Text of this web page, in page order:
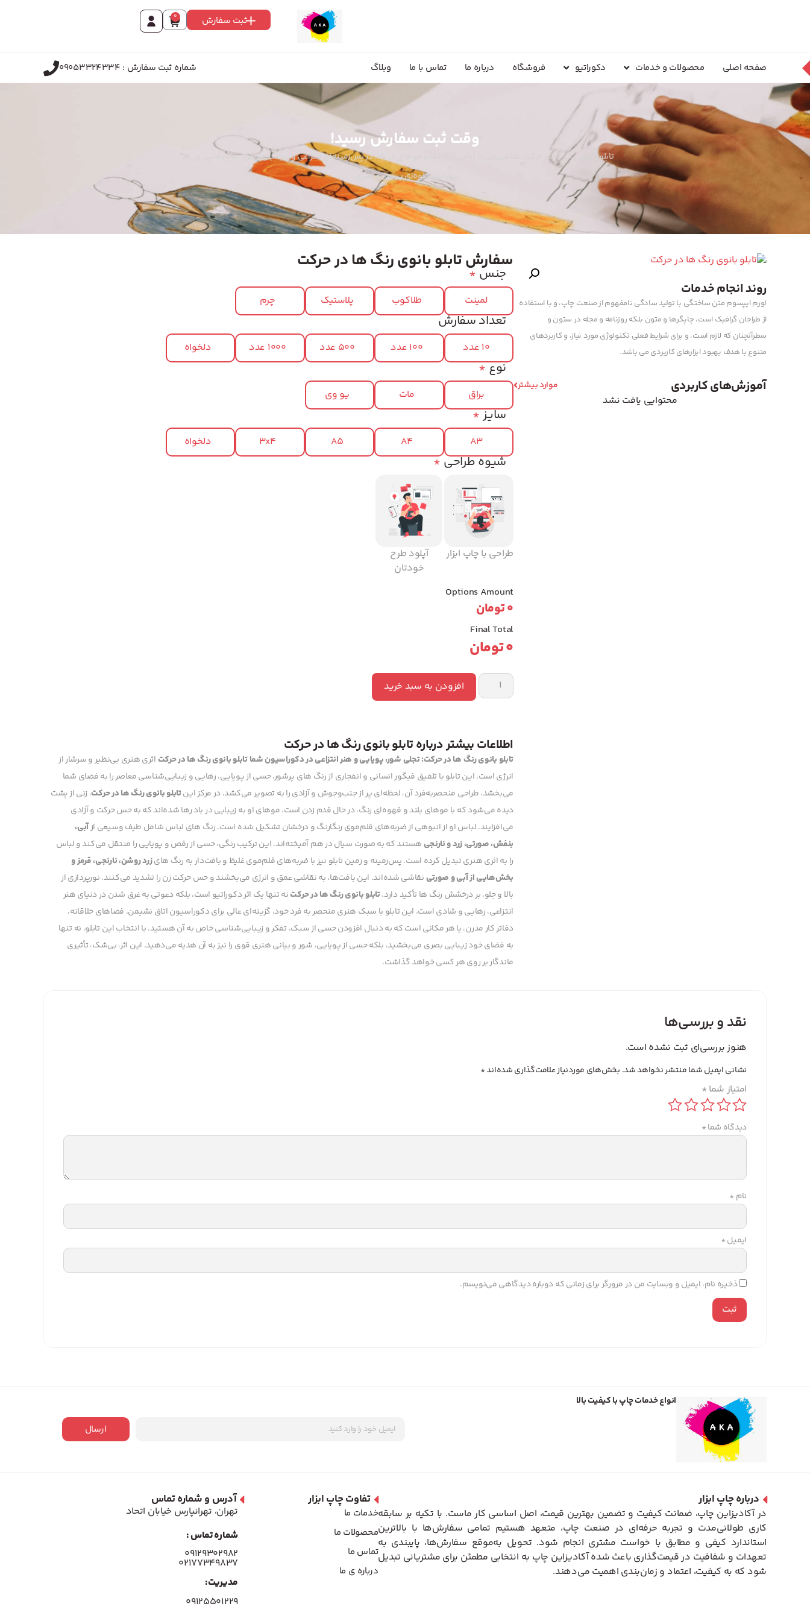
ثبت سفارش 0
صفحه اصلی محصولات و خدمات دکوراتیو فروشگاه درباره ما تماس با ما وبلاگ شماره ثبت سفارش : 09053324334
وقت ثبت سفارش رسید!
تابلو بانوی رنگ ها در حرکت: نقاشی زنی با لباس رنگارنگ و موهای در باد، در پس‌زمینه‌ای انتزاعی و پرجنب‌وجوش. نماد رهایی و
پویایی. جلوه‌ای پرشور و هنری.
روند انجام خدمات
لورم ایپسوم متن ساختگی با تولید سادگی نامفهوم از صنعت چاپ، و با استفاده
از طراحان گرافیک است، چاپگرها و متون بلکه روزنامه و مجله در ستون و
سطرآنچنان که لازم است، و برای شرایط فعلی تکنولوژی مورد نیاز، و کاربردهای
متنوع با هدف بهبود ابزارهای کاربردی می باشد.
آموزش‌های کاربردی موارد بیشتر
محتوایی یافت نشد
سفارش تابلو بانوی رنگ ها در حرکت
* جنس
لمینت طلاکوب پلاستیک چرم
تعداد سفارش
10 عدد 100 عدد 500 عدد 1000 عدد دلخواه
*نوع
براق مات یو وی
*سایز
A3
A4
A5
3x4 دلخواه
*شیوه طراحی
طراحی با چاپ ابزار
آپلود طرح
خودتان
Options Amount
0تومان
Final Total
0تومان
افزودن به سبد خرید
اطلاعات بیشتر درباره تابلو بانوی رنگ ها در حرکت
تابلو بانوی رنگ ها در حرکت: تجلی شور، پویایی و هنر انتزاعی در دکوراسیون شماتابلو بانوی رنگ ها در حرکت اثری هنری بی‌نظیر و سرشار از
انرژی است. این تابلو با تلفیق فیگور انسانی و انفجاری از رنگ های پرشور، حسی از پویایی، رهایی و زیبایی‌شناسی معاصر را به فضای شما
می‌بخشد. طراحی منحصربه‌فرد آن، لحظه‌ای پر از جنب‌وجوش و آزادی را به تصویر می‌کشد. در مرکز اینتابلو بانوی رنگ ها در حرکت، زنی از پشت
دیده می‌شود که با موهای بلند و قهوه‌ای رنگ، در حال قدم زدن است. موهای او به زیبایی در باد رها شده‌اند که به حس حرکت و آزادی
می‌افزایند. لباس او از انبوهی از ضربه‌های قلم‌موی رنگارنگ و درخشان تشکیل شده است. رنگ های لباس شامل طیف وسیعی ازآبی،
بنفش، صورتی، زرد و نارنجی هستند که به صورت سیال در هم آمیخته‌اند. این ترکیب رنگی، حسی از رقص و پویایی را منتقل می‌کند و لباس
را به اثری هنری تبدیل کرده است. پس‌زمینه و زمین تابلو نیز با ضربه‌های قلم‌موی غلیظ و بافت‌دار به رنگ هایزرد روشن، نارنجی، قرمز و
بخش‌هایی از آبی و صورتی نقاشی شده‌اند. این بافت‌ها، به نقاشی عمق و انرژی می‌بخشند و حس حرکت زن را تشدید می‌کنند. نورپردازی از
بالا و جلو، بر درخشش رنگ ها تأکید دارد.تابلو بانوی رنگ ها در حرکتنه تنها یک اثر دکوراتیو است، بلکه دعوتی به غرق شدن در دنیای هنر
انتزاعی، رهایی و شادی است. این تابلو با سبک هنری منحصر به فرد خود، گزینه‌ای عالی برای دکوراسیون اتاق نشیمن، فضاهای خلاقانه،
دفاتر کار مدرن، یا هر مکانی است که به دنبال افزودن حسی از سبک، تفکر و زیبایی‌شناسی خاص به آن هستید. با انتخاب این تابلو، نه تنها
به فضای خود زیبایی بصری می‌بخشید، بلکه حسی از پویایی، شور و بیانی هنری قوی را نیز به آن هدیه می‌دهید. این اثر، بی‌شک، تأثیری
ماندگار بر روی هر کسی خواهد گذاشت.
نقد و بررسی‌ها
هنوز بررسی‌ای ثبت نشده است.
نشانی ایمیل شما منتشر نخواهد شد. بخش‌های موردنیاز علامت‌گذاری شده‌اند*
امتیاز شما *
دیدگاه شما*
نام *
ایمیل*
ذخیره نام، ایمیل و وبسایت من در مرورگر برای زمانی که دوباره دیدگاهی می‌نویسم.
انواع خدمات چاپ با کیفیت بالا
ارسال
درباره چاپ ابزار
در آکادیزاین چاپ، ضمانت کیفیت و تضمین بهترین قیمت، اصل اساسی کار ماست. با تکیه بر سابقه
کاری طولانی‌مدت و تجربه حرفه‌ای در صنعت چاپ، متعهد هستیم تمامی سفارش‌ها با بالاترین
استاندارد کیفی و مطابق با خواست مشتری انجام شود. تحویل به‌موقع سفارش‌ها، پایبندی به
تعهدات و شفافیت در قیمت‌گذاری باعث شده آکادیزاین چاپ به انتخابی مطمئن برای مشتریانی تبدیل
شود که به کیفیت، اعتماد و زمان‌بندی اهمیت می‌دهند.
تفاوت چاپ ابزار
خدمات ما
محصولات ما
تماس ما
درباره ی ما
آدرس و شماره تماس
تهران، تهرانپارس خیابان اتحاد
شماره تماس :
۰۹۱۲۹۳۰۲۹۸۲
۰۲۱۷۷۳۴۹۸۳۷
مدیریت:
۰۹۱۲۵۵۰۱۲۲۹